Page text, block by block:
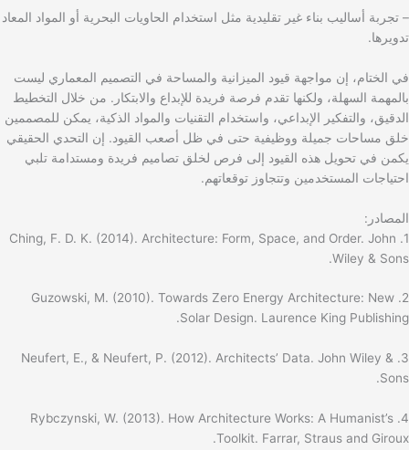
– تجربة أساليب بناء غير تقليدية مثل استخدام الحاويات البحرية أو المواد المعاد
تدويرها.
في الختام، إن مواجهة قيود الميزانية والمساحة في التصميم المعماري ليست
بالمهمة السهلة، ولكنها تقدم فرصة فريدة للإبداع والابتكار. من خلال التخطيط
الدقيق، والتفكير الإبداعي، واستخدام التقنيات والمواد الذكية، يمكن للمصممين
خلق مساحات جميلة ووظيفية حتى في ظل أصعب القيود. إن التحدي الحقيقي
يكمن في تحويل هذه القيود إلى فرص لخلق تصاميم فريدة ومستدامة تلبي
احتياجات المستخدمين وتتجاوز توقعاتهم.
المصادر:
1. Ching, F. D. K. (2014). Architecture: Form, Space, and Order. John
Wiley & Sons.
2. Guzowski, M. (2010). Towards Zero Energy Architecture: New
Solar Design. Laurence King Publishing.
3. Neufert, E., & Neufert, P. (2012). Architects’ Data. John Wiley &
Sons.
4. Rybczynski, W. (2013). How Architecture Works: A Humanist’s
Toolkit. Farrar, Straus and Giroux.